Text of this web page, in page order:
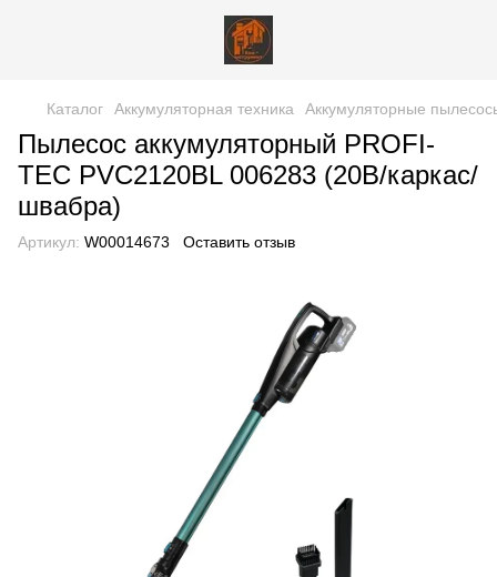
Каталог Аккумуляторная техника Аккумуляторные
Пылесос аккумуляторный PROFI-
TEC PVC2120BL 006283 (20В/каркас/
швабра)
Артикул: W00014673 Оставить отзыв